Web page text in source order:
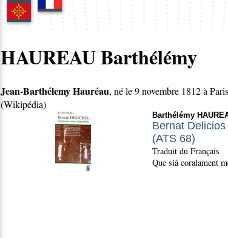
HAUREAU Barthélémy
Jean-Barthélemy Hauréau, né le 9 novembre 1812 à
(Wikipédia)
Barthélémy
Bernat
(ATS 68)
Traduit du Français
Que siá coralament